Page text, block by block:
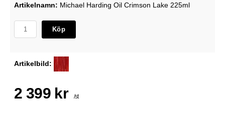
Artikelnamn: Michael Harding Oil Crimson Lake 225ml
Köp
Artikelbild:
2 399 kr /st